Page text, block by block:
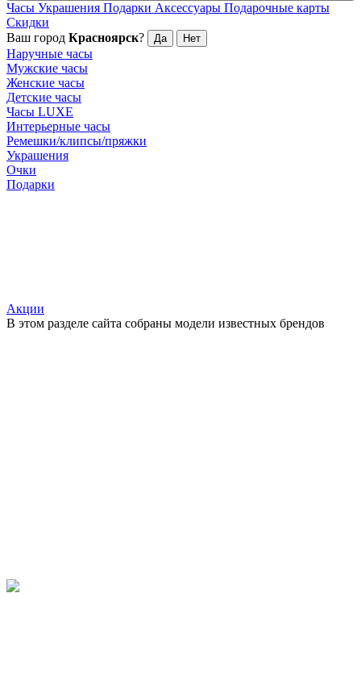
Часы Украшения Подарки Аксессуары Подарочные карты
Скидки
Ваш город Красноярск? Да Нет
Наручные часы
Мужские часы
Женские часы
Детские часы
Часы LUXE
Интерьерные часы
Ремешки/клипсы/пряжки
Украшения
Очки
Подарки
Акции
В этом разделе сайта собраны модели известных брендов